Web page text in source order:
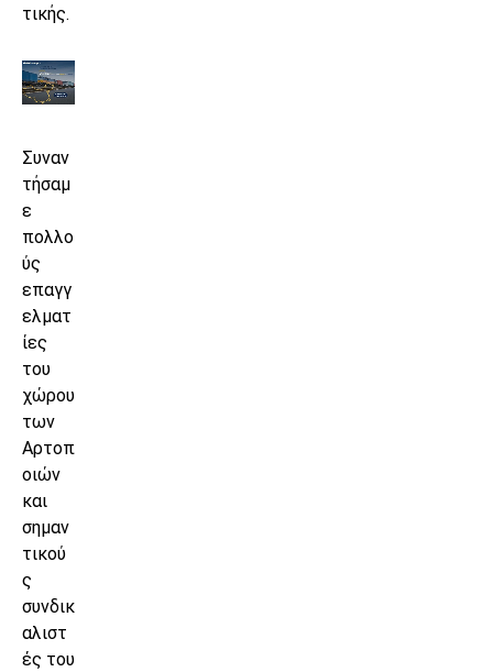
τικής.
Συναν
τήσαμ
ε
πολλο
ύς
επαγγ
ελματ
ίες
του
χώρου
των
Αρτοπ
οιών
και
σημαν
τικού
ς
συνδικ
αλιστ
ές του